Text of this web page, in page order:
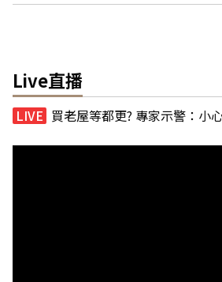
Live直播
買老屋等都更? 專家示警：小